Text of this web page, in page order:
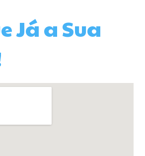
Já a Sua